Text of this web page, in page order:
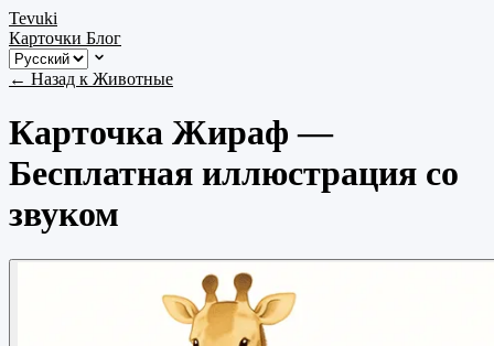
Tevuki
Карточки Блог
← Назад к Животные
Карточка Жираф —
Бесплатная иллюстрация со
звуком